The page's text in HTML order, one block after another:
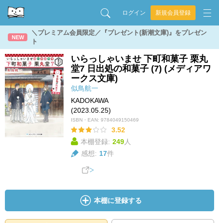
ログイン 新規会員登録
NEW
＼プレミアム会員限定／『プレゼント(新潮文庫)』をプレゼン
ト
いらっしゃいませ 下町和菓子 栗丸
堂7 日出処の和菓子 (7) (メディアワ
ークス文庫)
似鳥航一
KADOKAWA
(2023.05.25)
ISBN・EAN: 9784049150469
3.52
本棚登録: 249人
感想: 17件
本棚に登録する